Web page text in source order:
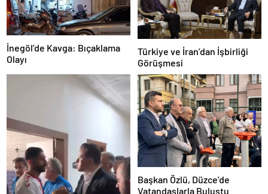
İnegöl’de Kavga: Bıçaklama
Olayı
Türkiye ve İran’dan İşbirliği
Görüşmesi
Başkan Özlü, Düzce’de
Vatandaşlarla Buluştu